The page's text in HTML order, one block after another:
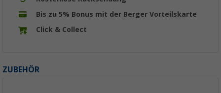
Bis zu 5% Bonus mit der Berger Vorteilskarte
Click & Collect
ZUBEHÖR